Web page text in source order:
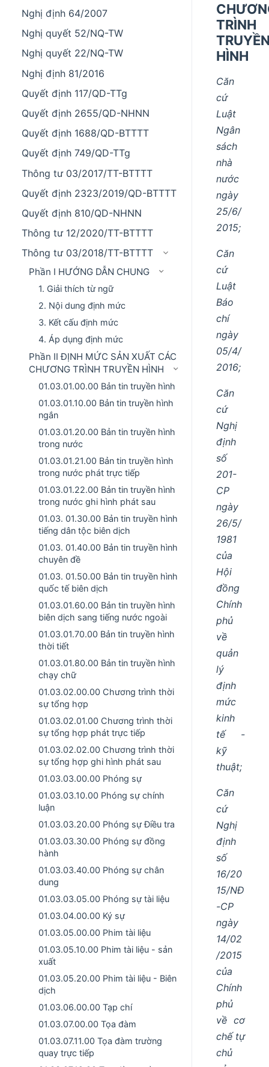
Nghị định 64/2007
Nghị quyết 52/NQ-TW
Nghị quyết 22/NQ-TW
Nghị định 81/2016
Quyết định 117/QD-TTg
Quyết định 2655/QD-NHNN
Quyết định 1688/QD-BTTTT
Quyết định 749/QD-TTg
Thông tư 03/2017/TT-BTTTT
Quyết định 2323/2019/QD-BTTTT
Quyết định 810/QD-NHNN
Thông tư 12/2020/TT-BTTTT
Thông tư 03/2018/TT-BTTTT
Phần I HƯỚNG DẪN CHUNG
1. Giải thích từ ngữ
2. Nội dung định mức
3. Kết cấu định mức
4. Áp dụng định mức
Phần II ĐỊNH MỨC SẢN XUẤT CÁC
CHƯƠNG TRÌNH TRUYỀN HÌNH
01.03.01.00.00 Bản tin truyền hình
01.03.01.10.00 Bản tin truyền hình
ngắn
01.03.01.20.00 Bản tin truyền hình
trong nước
01.03.01.21.00 Bản tin truyền hình
trong nước phát trực tiếp
01.03.01.22.00 Bản tin truyền hình
trong nước ghi hình phát sau
01.03. 01.30.00 Bản tin truyền hình
tiếng dân tộc biên dịch
01.03. 01.40.00 Bản tin truyền hình
chuyên đề
01.03. 01.50.00 Bản tin truyền hình
quốc tế biên dịch
01.03.01.60.00 Bản tin truyền hình
biên dịch sang tiếng nước ngoài
01.03.01.70.00 Bản tin truyền hình
thời tiết
01.03.01.80.00 Bản tin truyền hình
chạy chữ
01.03.02.00.00 Chương trình thời
sự tổng hợp
01.03.02.01.00 Chương trình thời
sự tổng hợp phát trực tiếp
01.03.02.02.00 Chương trình thời
sự tổng hợp ghi hình phát sau
01.03.03.00.00 Phóng sự
01.03.03.10.00 Phóng sự chính
luận
01.03.03.20.00 Phóng sự Điều tra
01.03.03.30.00 Phóng sự đồng
hành
01.03.03.40.00 Phóng sự chân
dung
01.03.03.05.00 Phóng sự tài liệu
01.03.04.00.00 Ký sự
01.03.05.00.00 Phim tài liệu
01.03.05.10.00 Phim tài liệu - sản
xuất
01.03.05.20.00 Phim tài liệu - Biên
dịch
01.03.06.00.00 Tạp chí
01.03.07.00.00 Tọa đàm
01.03.07.11.00 Tọa đàm trường
quay trực tiếp
TRÌNH
HÌNH
Căn
cứ
Luật
Ngân
sách
nhà
nước
ngày
25/6/
2015;
Căn
cứ
Luật
Báo
chí
ngày
05/4/
2016;
Căn
cứ
Nghị
định
số
201-
CP
ngày
26/5/
1981
của
Hội
đồng
Chính
phủ
về
quản
lý
định
mức
kinh
tế -
kỹ
thuật;
Căn
cứ
Nghị
định
số
16/20
15/NĐ
-CP
ngày
14/02
/2015
của
Chính
phủ
về cơ
chế tự
chủ